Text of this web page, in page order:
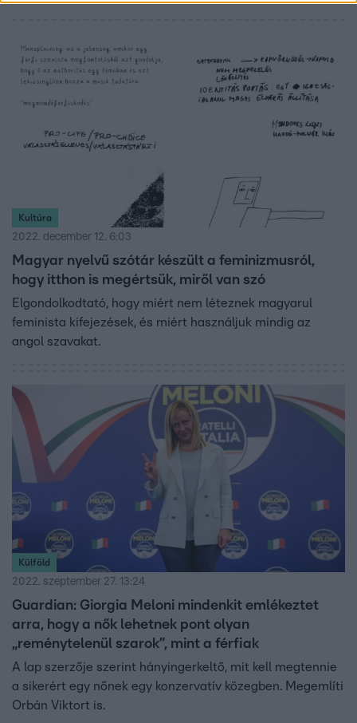
szexizmusa is felelős. Miért alakult ez így, és mit lehet
tenni ellene?
Kultúra
2022. december 12. 6:03
Magyar nyelvű szótár készült a feminizmusról,
hogy itthon is megértsük, miről van szó
Elgondolkodtató, hogy miért nem léteznek magyarul
feminista kifejezések, és miért használjuk mindig az
angol szavakat.
Külföld
2022. szeptember 27. 13:24
Guardian: Giorgia Meloni mindenkit emlékeztet
arra, hogy a nők lehetnek pont olyan
„reménytelenül szarok”, mint a férfiak
A lap szerzője szerint hányingerkeltő, mit kell megtennie
a sikerért egy nőnek egy konzervatív közegben. Megemlíti
Orbán Viktort is.